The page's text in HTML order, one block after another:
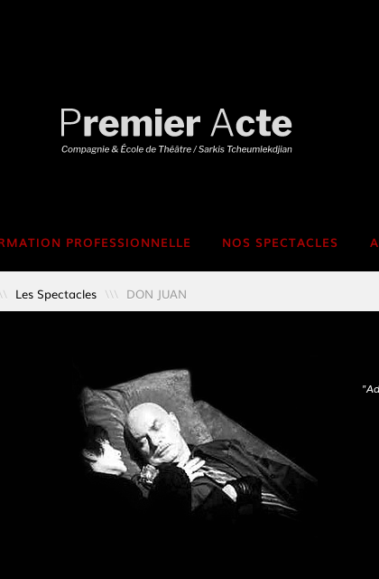
PROFESSIONNELLE NOS SPECTACLES
Les Spectacles \\\ DON JUAN